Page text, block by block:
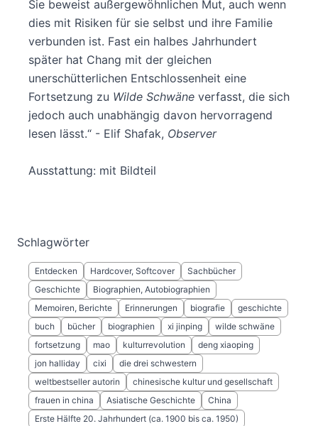
Sie beweist außergewöhnlichen Mut, auch wenn
dies mit Risiken für sie selbst und ihre Familie
verbunden ist. Fast ein halbes Jahrhundert
später hat Chang mit der gleichen
unerschütterlichen Entschlossenheit eine
Fortsetzung zu Wilde Schwäne verfasst, die sich
jedoch auch unabhängig davon hervorragend
lesen lässt.“ - Elif Shafak, Observer
Ausstattung: mit Bildteil
Schlagwörter
Entdecken Hardcover, Softcover
Sachbücher
Geschichte
Biographien, Autobiographien
Memoiren, Berichte
Erinnerungen biografie
geschichte
buch
bücher biographien xi jinping
wilde schwäne
fortsetzung
mao kulturrevolution
deng xiaoping
jon halliday
cixi
die drei schwestern
weltbestseller autorin
chinesische kultur und gesellschaft
frauen in china
Asiatische Geschichte
China
Erste Hälfte 20. Jahrhundert (ca. 1900 bis ca. 1950)